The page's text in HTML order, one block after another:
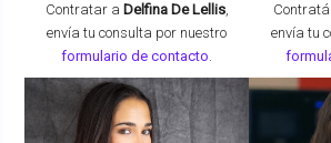
Contratar a Delfina De Lellis,
envía tu consulta por nuestro
formulario de contacto.
envía tu